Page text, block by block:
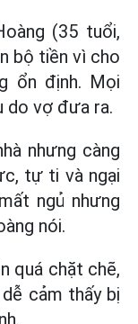
(35 tuổi,
bộ tiền vì cho
ổn định. Mọi
do vợ đưa ra.
nhưng càng
tự ti và ngại
ngủ nhưng
nói.
quá chặt chẽ,
cảm thấy͏ bị